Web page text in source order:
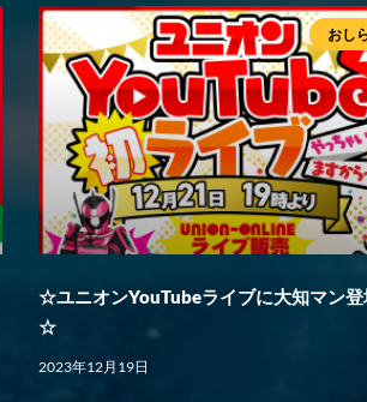
おし
☆ユニオンYouTubeライブに大知マン登
☆
2023年12月19日